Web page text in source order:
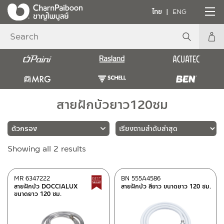
ไทย ENG
สายฝักบัวยาว120ซม
แบรนด์
MRG
BEN(1)
Showing all 2 results
latest
สายฝักบัว DOCCIALUX
ขนาดยาว 120 ซม.
MR 6347222 Best Seller สินค้าขายดี
สายฝักบัว สีขาว ขนาดยาว 120 ซม.
BN 555A4586